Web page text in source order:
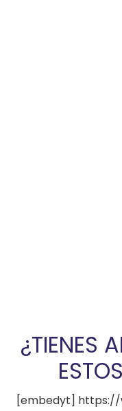
¿TIENES
[embedyt] https://